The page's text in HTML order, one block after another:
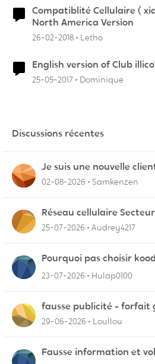
Compatiblité Cellulaire (
North America Version
26-02-2018 Letho
English version of Club
25-05-2017 Dominique
Discussions récentes
Je suis une nouvelle cliente et
connecter mon appareil
02-08-2026 Samkenzen
Réseau cellulaire
Hautes-Laurentides
25-07-2026 Audrey4217
Pourquoi pas choisir
23-07-2026
Hulap0100
fausse publicité - forfait
29-06-2026 Loullou
Fausse information et vol